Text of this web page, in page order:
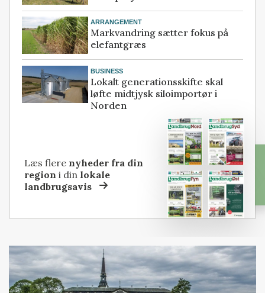
ARRANGEMENT
Markvandring sætter fokus på
elefantgræs
BUSINESS
Lokalt generationsskifte skal
løfte midtjysk siloimportør i
Norden
Læs flere nyheder fra din
region i dinlokale
landbrugsavis